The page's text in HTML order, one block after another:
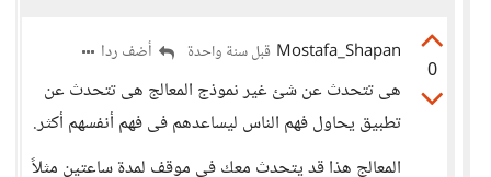
0
Mostafa_Shapan قبل سنة واحدة أضف ردا
هى تتحدث عن شئ غير نموذج المعالج هى تتحدث عن
تطبيق يحاول فهم الناس ليساعدهم فى فهم أنفسهم أكثر.
المعالج هذا قد يتحدث معك فى موقف لمدة ساعتين مثلاً